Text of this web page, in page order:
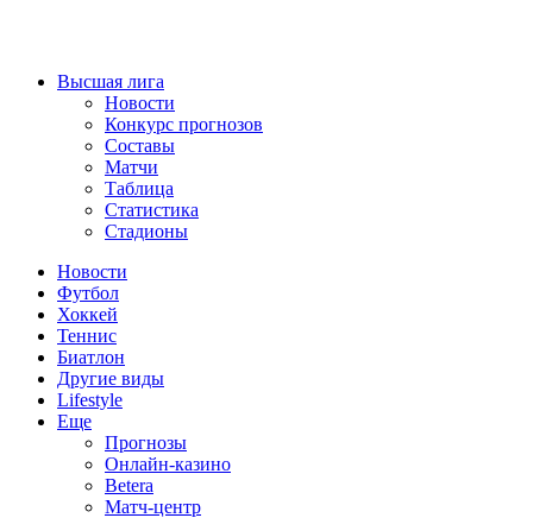
Высшая лига
Новости
Конкурс прогнозов
Составы
Матчи
Таблица
Статистика
Стадионы
Новости
Футбол
Хоккей
Теннис
Биатлон
Другие виды
Lifestyle
Еще
Прогнозы
Онлайн-казино
Betera
Матч-центр